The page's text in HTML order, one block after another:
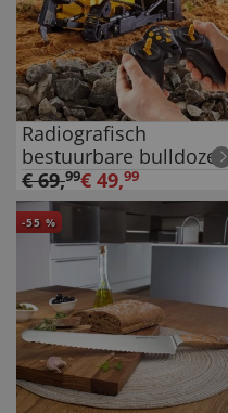
Radiografisch
bestuurbare bulldozer
€69,99€ 49,99
-55 %